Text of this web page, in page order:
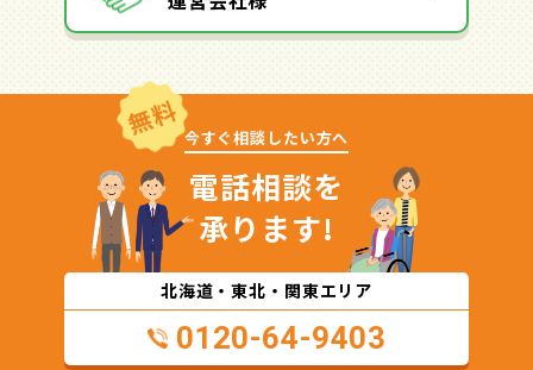
無料 今すぐ相談したい方へ
電話相談を
承ります!
北海道・東北・関東エリア
0120-64-9403